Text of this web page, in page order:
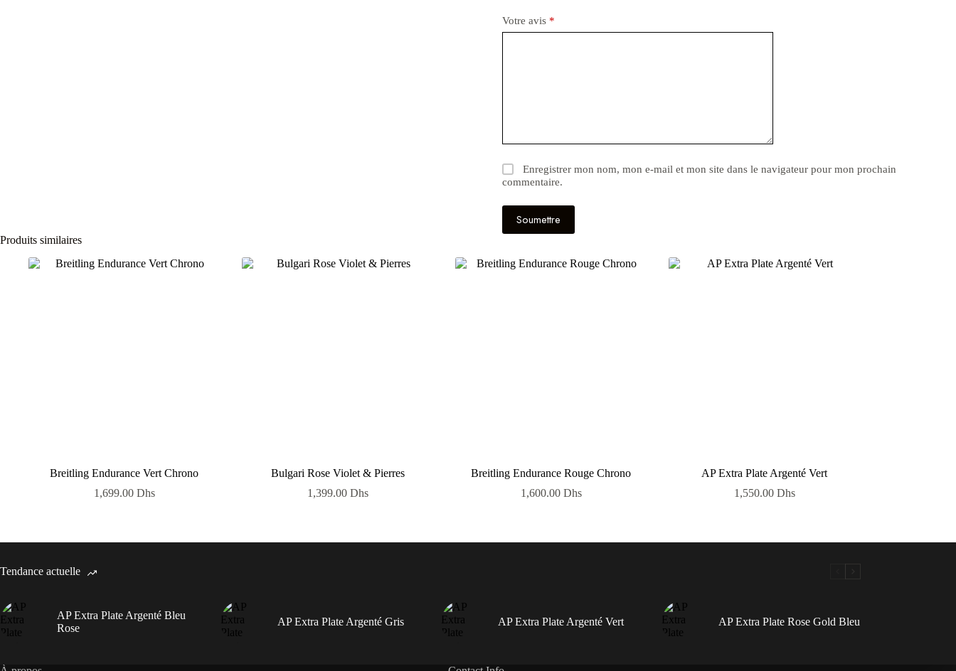
Votre avis *
Enregistrer mon nom, mon e-mail et mon site dans le navigateur pour mon prochain
commentaire.
Soumettre
Produits similaires
Breitling Endurance Vert Chrono
1,699.00 Dhs
Bulgari Rose Violet & Pierres
1,399.00 Dhs
Breitling Endurance Rouge Chrono
1,600.00 Dhs
AP Extra Plate Argenté Vert
1,550.00 Dhs
Tendance actuelle
AP Extra Plate Argenté Bleu
Rose
AP Extra Plate Argenté Gris AP Extra Plate Argenté Vert AP Extra Plate Rose Gold Bleu